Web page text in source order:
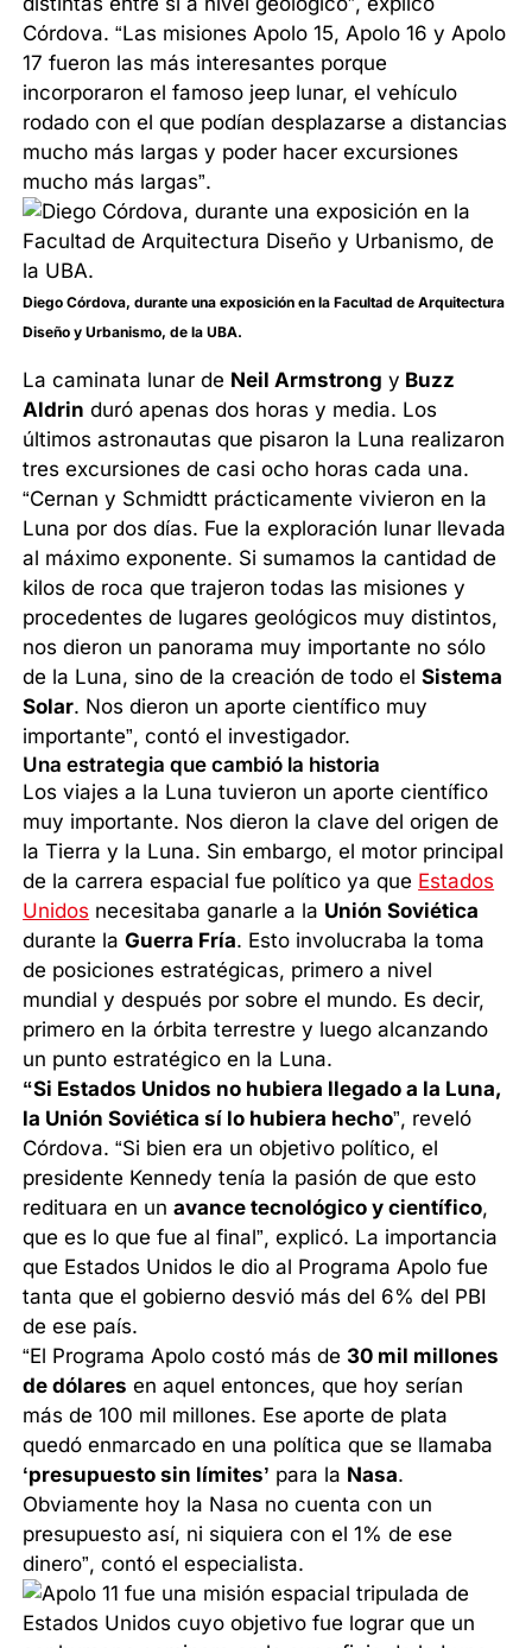
Córdova. “Las misiones Apolo 15, Apolo 16 y Apolo
17 fueron las más interesantes porque
incorporaron el famoso jeep lunar, el vehículo
rodado con el que podían desplazarse a distancias
mucho más largas y poder hacer excursiones
mucho más largas”.
Diego Córdova, durante una exposición en la Facultad de Arquitectura
Diseño y Urbanismo, de la UBA.
La caminata lunar de Neil Armstrong y Buzz
Aldrin duró apenas dos horas y media. Los
últimos astronautas que pisaron la Luna realizaron
tres excursiones de casi ocho horas cada una.
“Cernan y Schmidtt prácticamente vivieron en la
Luna por dos días. Fue la exploración lunar llevada
al máximo exponente. Si sumamos la cantidad de
kilos de roca que trajeron todas las misiones y
procedentes de lugares geológicos muy distintos,
nos dieron un panorama muy importante no sólo
de la Luna, sino de la creación de todo elSistema
Solar. Nos dieron un aporte científico muy
importante”, contó el investigador.
Una estrategia que cambió la historia
Los viajes a la Luna tuvieron un aporte científico
muy importante. Nos dieron la clave del origen de
la Tierra y la Luna. Sin embargo, el motor principal
de la carrera espacial fue político ya que Estados
Unidos necesitaba ganarle a la Unión Soviética
durante laGuerra Fría. Esto involucraba la toma
de posiciones estratégicas, primero a nivel
mundial y después por sobre el mundo. Es decir,
primero en la órbita terrestre y luego alcanzando
un punto estratégico en la Luna.
“Si Estados Unidos no hubiera llegado a la Luna,
la Unión Soviética sí lo hubiera hecho”, reveló
Córdova. “Si bien era un objetivo político, el
presidente Kennedy tenía la pasión de que esto
redituara en unavance tecnológico y científico,
que es lo que fue al final”, explicó. La importancia
que Estados Unidos le dio al Programa Apolo fue
tanta que el gobierno desvió más del 6% del PBI
de ese país.
“El Programa Apolo costó más de 30 mil millones
de dólares en aquel entonces, que hoy serían
más de 100 mil millones. Ese aporte de plata
quedó enmarcado en una política que se llamaba
‘presupuesto sin límites’ para la Nasa.
Obviamente hoy la Nasa no cuenta con un
presupuesto así, ni siquiera con el 1% de ese
dinero”, contó el especialista.